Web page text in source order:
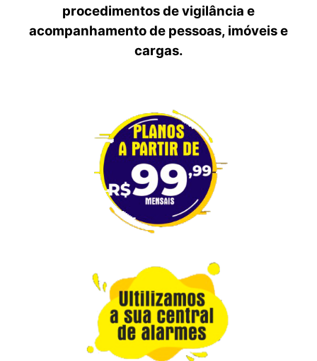
procedimentos de vigilância e
acompanhamento de pessoas, imóveis e
cargas.